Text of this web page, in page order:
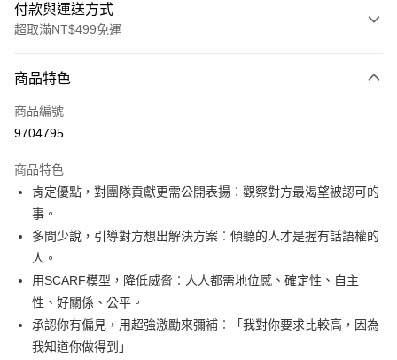
付款與運送方式
超取滿NT$499免運
信用卡一次付款
超商取貨付款
Apple Pay
街口支付
悠遊付
ATM付款
運送方式
商品特色
商品編號
9704795
商品特色
肯定優點，對團隊貢獻更需公開表揚︰觀察對方最渴望被認可的
事。
多問少說，引導對方想出解決方案︰傾聽的人才是握有話語權的
人。
用SCARF模型，降低威脅︰人人都需地位感、確定性、自主
性、好關係、公平。
承認你有偏見，用超強激勵來彌補︰「我對你要求比較高，因為
我知道你做得到」